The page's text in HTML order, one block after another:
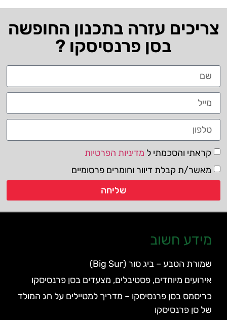
צריכים עזרה בתכנון החופשה
בסן פרנסיסקו ?
קראתי והסכמתי ל מדיניות הפרטיות
מאשר/ת קבלת דיוור וחומרים פרסומיים
שליחה
מידע חשוב
שמורת הטבע – ביג סור (Big Sur)
אירועים מיוחדים, פסטיבלים, מצעדים בסן פרנסיסקו
כריסמס בסן פרנסיסקו – מדריך למטיילים על חג המולד
של סן פרנסיסקו